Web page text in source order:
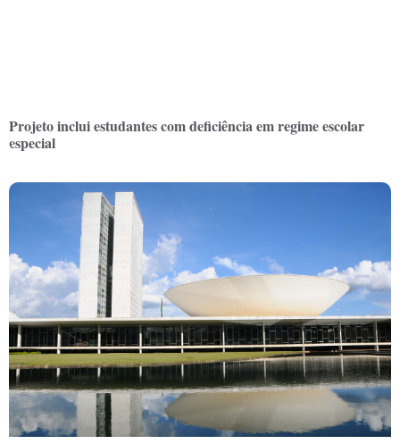
Projeto inclui estudantes com deficiência em regime escolar
especial